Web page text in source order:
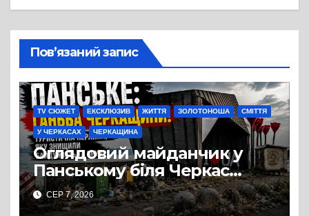
Пов’язаний запис
TV СЮЖЕТ ЕКСКЛЮЗИВ ЖИТТЯ ЗОЛОТОНОША СМІТТЯ
У ЧЕРКАСАХ ЧЕРКАЩИНА
Оглядовий майданчик у
Панському біля Черкас
перетворився на занедбане
сміттєзвалище
СЕР 7, 2026